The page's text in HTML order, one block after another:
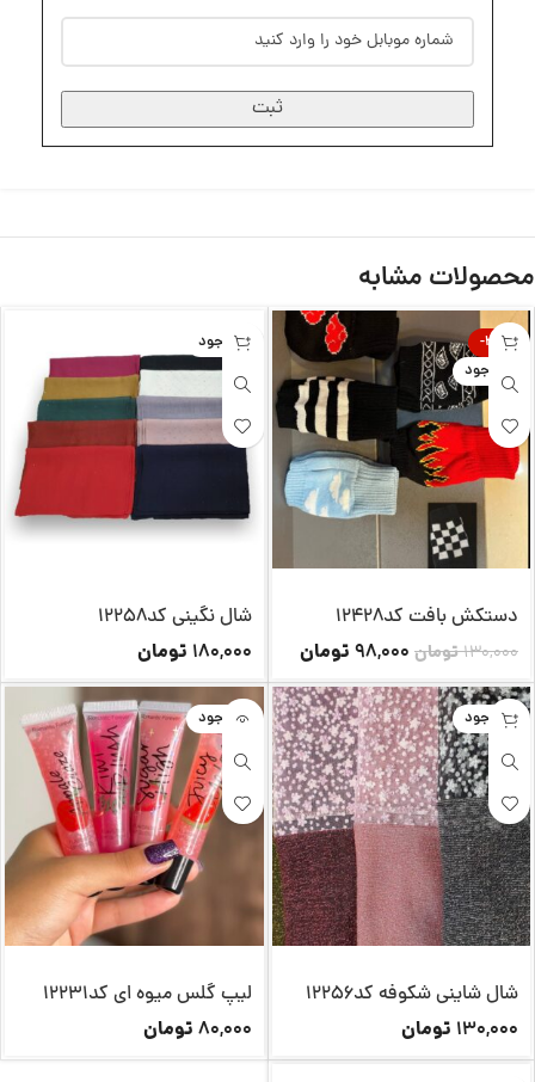
ثبت
محصولات مشابه
-25%
ناموجود
دستکش بافت کد12428
130,000تومان 98,000 تومان
ناموجود
شال نگینی کد12258
180,000 تومان
ناموجود
شال شاینی شکوفه کد12256
130,000 تومان
ناموجود
لیپ گلس میوه ای کد12231
80,000 تومان